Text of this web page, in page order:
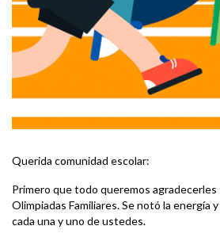
Querida comunidad escolar:
Primero que todo queremos agradecerles
Olimpiadas Familiares. Se notó la energía
cada una y uno de ustedes.